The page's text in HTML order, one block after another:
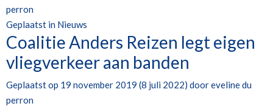
perron
Geplaatst in Nieuws
Coalitie Anders Reizen legt eigen
vliegverkeer aan banden
Geplaatst op 19 november 2019 (8 juli 2022) dooreveline du
perron